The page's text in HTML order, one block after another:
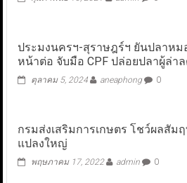
ประมงนครฯ-สุราษฎร์ฯ ยันปลาหม
หน้าต่อ จับมือ CPF ปล่อยปลาผู้ล่า
ตุลาคม 5, 2024 aneaphong 0
กรมส่งเสริมการเกษตร โชว์ผลสัม
แปลงใหญ่
พฤษภาคม 17, 2022 admin 0